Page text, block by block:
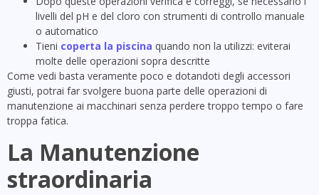
livelli del pH e del cloro con strumenti di controllo manuale
o automatico
Tieni coperta la piscina quando non la utilizzi: eviterai
molte delle operazioni sopra descritte
Come vedi basta veramente poco e dotandoti degli accessori
giusti, potrai far svolgere buona parte delle operazioni di
manutenzione ai macchinari senza perdere troppo tempo o fare
troppa fatica.
La Manutenzione
straordinaria